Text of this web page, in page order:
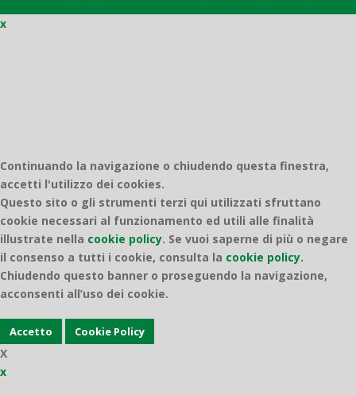
x
Continuando la navigazione o chiudendo questa finestra,
accetti l'utilizzo dei cookies.
Questo sito o gli strumenti terzi qui utilizzati sfruttano
cookie necessari al funzionamento ed utili alle finalità
illustrate nella cookie policy. Se vuoi saperne di più o negare
il consenso a tutti i cookie, consulta la cookie policy.
Chiudendo questo banner o proseguendo la navigazione,
acconsenti all’uso dei cookie.
Accetto Cookie Policy
X
x